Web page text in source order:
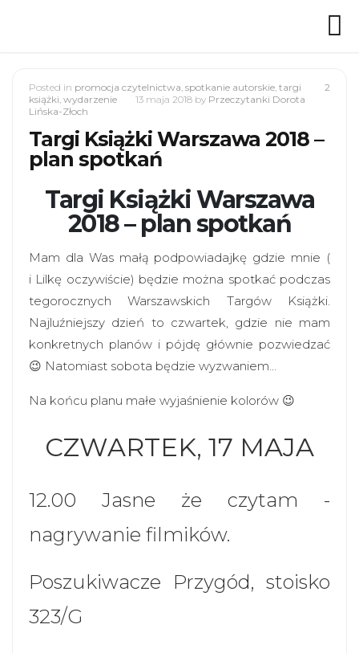
2
Posted in promocja czytelnictwa, spotkanie autorskie, targi
książki, wydarzenie 13 maja 2018 by Przeczytanki Dorota
Lińska-Złoch
Targi Książki Warszawa 2018 –
plan spotkań
Targi Książki Warszawa
2018 – plan spotkań
Mam dla Was małą podpowiadajkę gdzie mnie (
i Lilkę oczywiście) będzie można spotkać podczas
tegorocznych Warszawskich Targów Książki.
Najluźniejszy dzień to czwartek, gdzie nie mam
konkretnych planów i pójdę głównie pozwiedzać
😉 Natomiast sobota będzie wyzwaniem…
Na końcu planu małe wyjaśnienie kolorów 😉
CZWARTEK, 17 MAJA
12.00 Jasne że czytam -
nagrywanie filmików.
Poszukiwacze Przygód, stoisko
323/G